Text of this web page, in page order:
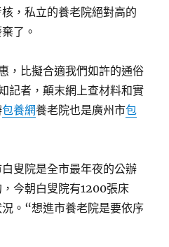
，私立的養老院絕對高的
了。
比擬合適我們如許的通俗
記者，顛末網上查材料和實
包養網養老院也是廣州市包
叟院是全市最年夜的公辦
今朝白叟院有1200張床
。“想進市養老院是要依序